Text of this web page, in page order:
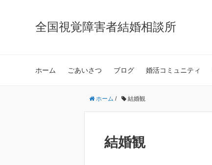
全国視覚障害者結婚相談所
ホーム ごあいさつ ブログ 婚活コミュニティ
ホーム / 結婚観
結婚観